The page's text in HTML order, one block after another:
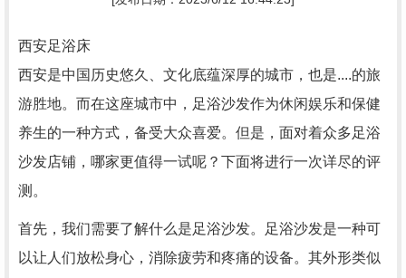
西安足浴床
西安是中国历史悠久、文化底蕴深厚的城市，也是....的旅
游胜地。而在这座城市中，足浴沙发作为休闲娱乐和保健
养生的一种方式，备受大众喜爱。但是，面对着众多足浴
沙发店铺，哪家更值得一试呢？下面将进行一次详尽的评
测。
首先，我们需要了解什么是足浴沙发。足浴沙发是一种可
以让人们放松身心，消除疲劳和疼痛的设备。其外形类似